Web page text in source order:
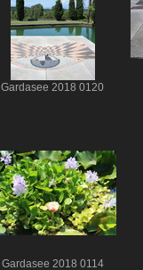
Gardasee 2018 0120
Gardasee 2018 0114